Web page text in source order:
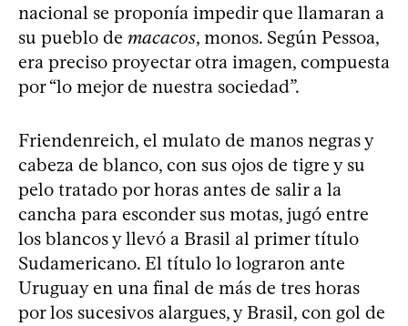
nacional se proponía impedir que llamaran a
su pueblo de macacos, monos. Según Pessoa,
era preciso proyectar otra imagen, compuesta
por “lo mejor de nuestra sociedad”.
Friendenreich, el mulato de manos negras y
cabeza de blanco, con sus ojos de tigre y su
pelo tratado por horas antes de salir a la
cancha para esconder sus motas, jugó entre
los blancos y llevó a Brasil al primer título
Sudamericano. El título lo lograron ante
Uruguay en una final de más de tres horas
por los sucesivos alargues, y Brasil, con gol de